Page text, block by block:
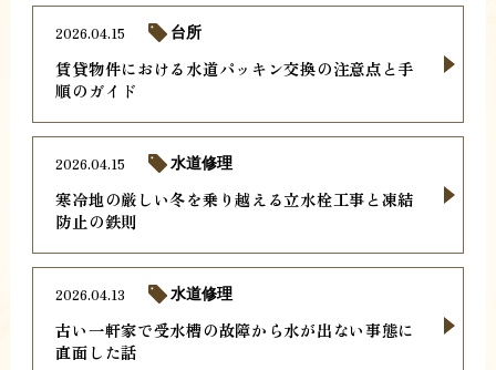
賃貸物件における水道パッキン交換の注意点と手
順のガイド
2026.04.15 台所
寒冷地の厳しい冬を乗り越える立水栓工事と凍結
防止の鉄則
2026.04.15 水道修理
古い一軒家で受水槽の故障から水が出ない事態に
直面した話
2026.04.13 水道修理